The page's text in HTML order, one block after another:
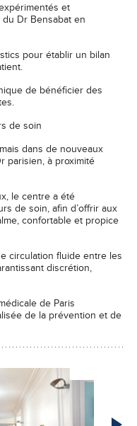
et
Dr Bensabat en
pour établir un bilan
de bénéficier des
de soin
dans de nouveaux
parisien, à proximité
le centre a été
de soin, afin d’offrir aux
confortable et propice
circulation fluide entre les
discrétion,
de Paris
de la prévention et de